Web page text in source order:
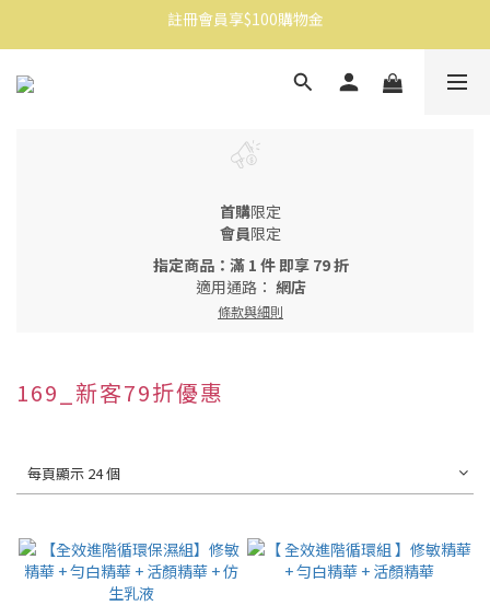
消費滿$1500免運
註冊會員享$100購物金
首購限定
會員限定
指定商品：滿 1 件 即享 79 折
適用通路： 網店
條款與細則
169_新客79折優惠
每頁顯示 24 個